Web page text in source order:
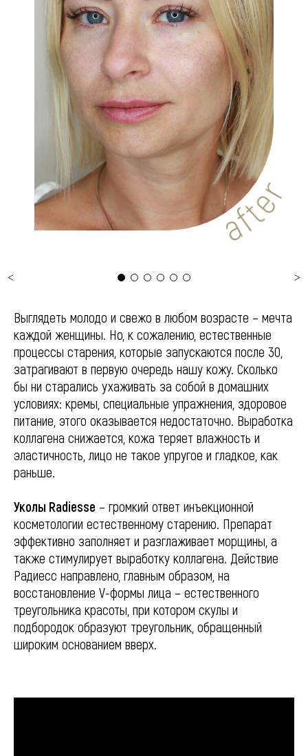
Выглядеть молодо и свежо в любом возрасте – мечта
каждой женщины. Но, к сожалению, естественные
процессы старения, которые запускаются после 30,
затрагивают в первую очередь нашу кожу. Сколько
бы ни старались ухаживать за собой в домашних
условиях: кремы, специальные упражнения, здоровое
питание, этого оказывается недостаточно. Выработка
коллагена снижается, кожа теряет влажность и
эластичность, лицо не такое упругое и гладкое, как
раньше.
Уколы Radiesse – громкий ответ инъекционной
косметологии естественному старению. Препарат
эффективно заполняет и разглаживает морщины, а
также стимулирует выработку коллагена. Действие
Радиесс направлено, главным образом, на
восстановление V-формы лица – естественного
треугольника красоты, при котором скулы и
подбородок образуют треугольник, обращенный
широким основанием вверх.